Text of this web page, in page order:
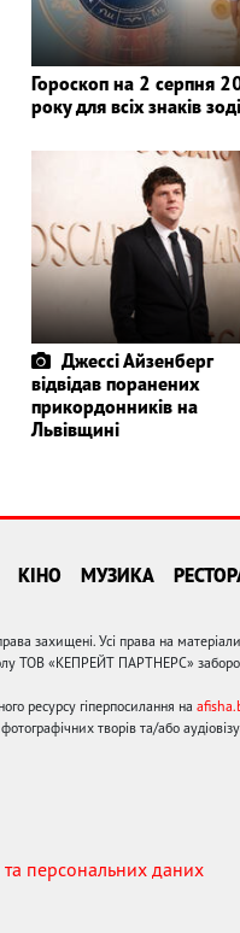
Гороскоп на 2 серпня
року для всіх знаків
Джессі Айзенберг
відвідав поранених
прикордонників на
Львівщині
КІНО МУЗИКА
захищені. Усі права на
ТОВ «КЕПРЕЙТ ПАРТНЕРС»
ресурсу гіперпосилання на
творів та/або
та персональних даних